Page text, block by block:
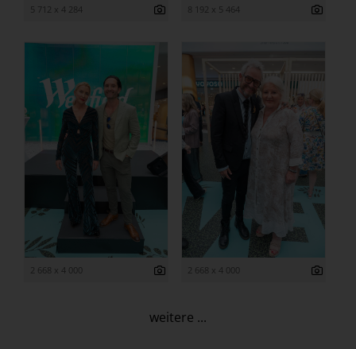
5 712 x 4 284 8 192 x 5 464
2 668 x 4 000 2 668 x 4 000
weitere ...